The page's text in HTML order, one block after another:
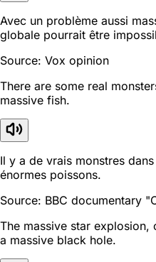
Avec un problème aussi
globale pourrait être
Source: Vox opinion
There are some real
massive fish.
Il y a de vrais monstres
énormes poissons.
Source: BBC documentary
The massive star explosion,
a massive black hole.